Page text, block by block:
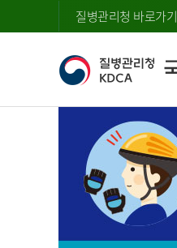
질병관리청 바로가기